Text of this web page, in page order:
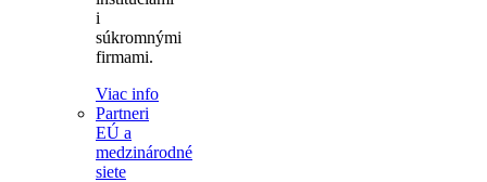
i
súkromnými
firmami.
Viac info
Partneri
EÚ a
medzinárodné
siete